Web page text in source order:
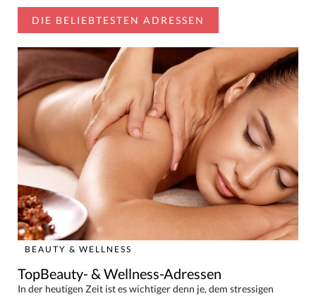
DIE BELIEBTESTEN ADRESSEN
BEAUTY & WELLNESS
TopBeauty- & Wellness-Adressen
In der heutigen Zeit ist es wichtiger denn je, dem stressigen